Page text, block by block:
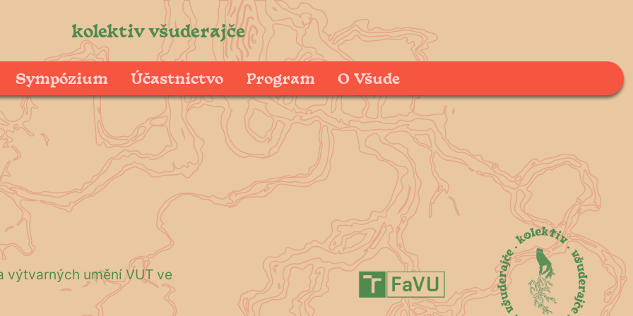
kolektiv všuderajče
Sympózium Účastnictvo Program O Všude
výtvarných umění VUT ve